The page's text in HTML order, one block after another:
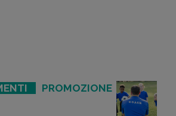
PROMOZIONE